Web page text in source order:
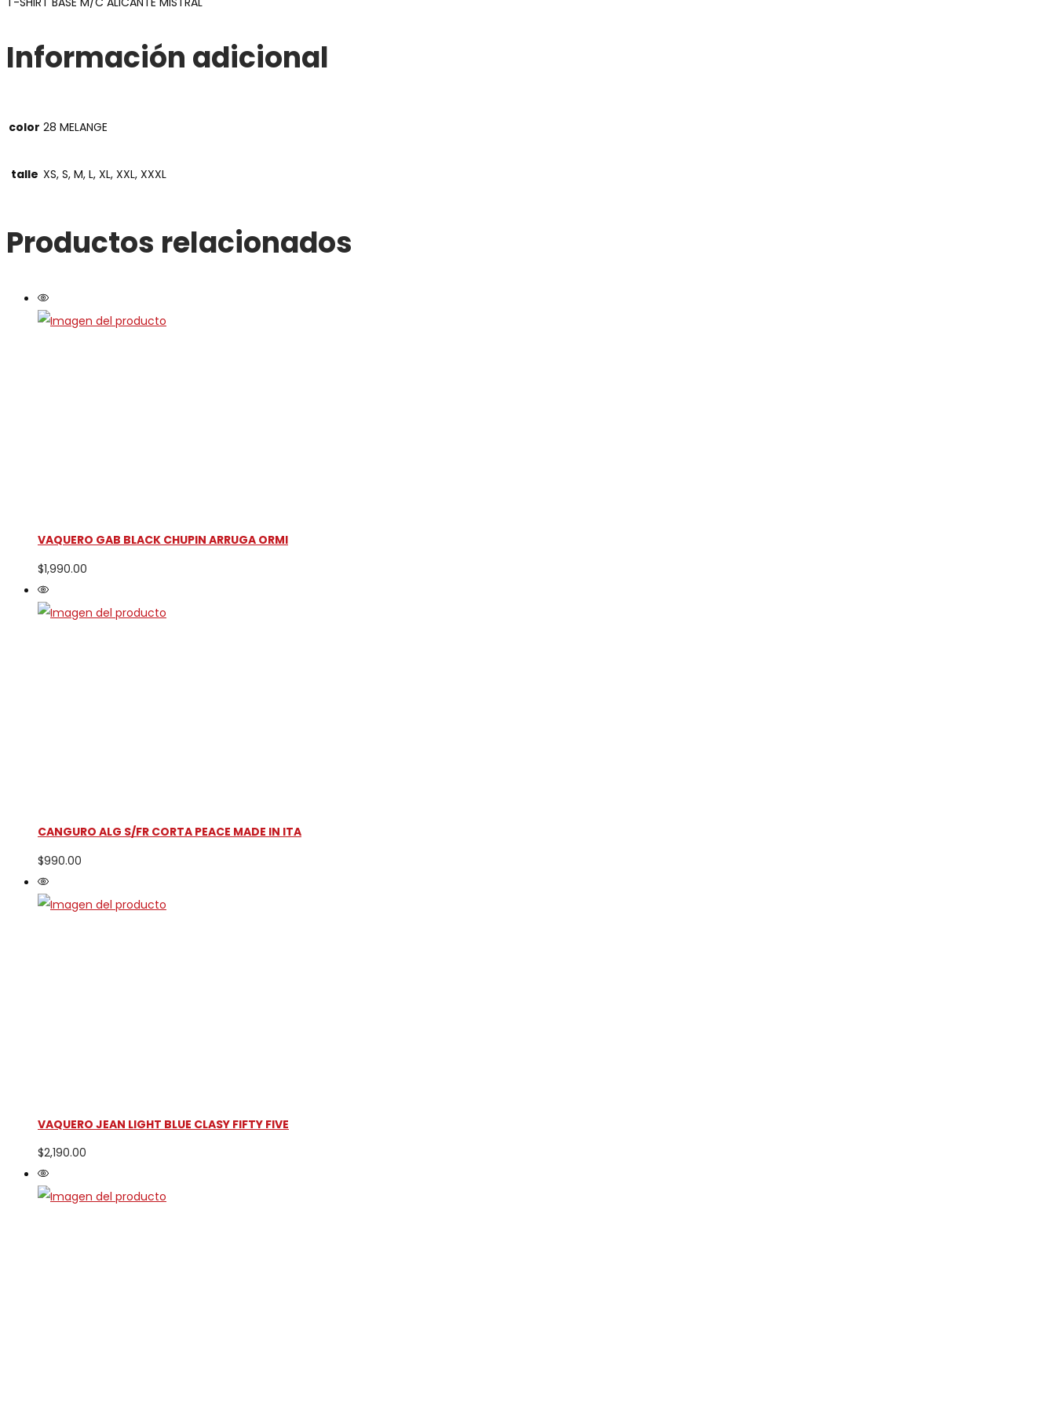
Información adicional
color 28 MELANGE
talle XS, S, M, L, XL, XXL, XXXL
Productos relacionados
VAQUERO GAB BLACK CHUPIN ARRUGA ORMI
$1,990.00
CANGURO ALG S/FR CORTA PEACE MADE IN ITA
$990.00
VAQUERO JEAN LIGHT BLUE CLASY FIFTY FIVE
$2,190.00